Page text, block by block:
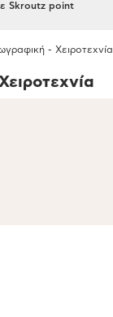
Skroutz point
- Χειροτεχνία